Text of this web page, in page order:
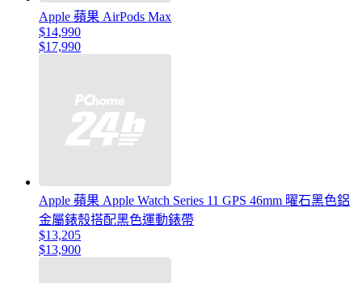
Apple 蘋果 AirPods Max
$14,990
$17,990
Apple 蘋果 Apple Watch Series 11 GPS 46mm 曜石黑色鋁
金屬錶殼搭配黑色運動錶帶
$13,205
$13,900